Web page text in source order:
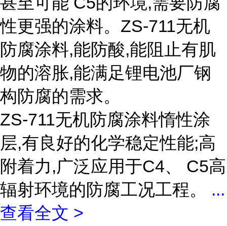
性更强的涂料。ZS-711无机
防腐涂料,能防酸,能阻止有肌
物的溶胀,能满足锂电池厂钢
构防腐的需求。
ZS-711无机防腐涂料惰性涂
层,有良好的化学稳定性能;高
附着力,广泛应用于C4、 C5高
辐射环境的防腐工况工程。 ...
查看全文 >